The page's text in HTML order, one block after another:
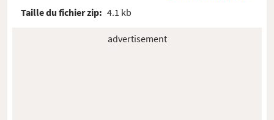
Taille du fichier zip: 4.1 kb
advertisement